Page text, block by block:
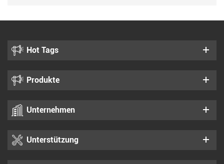
Hot Tags
Produkte
Unternehmen
Unterstützung